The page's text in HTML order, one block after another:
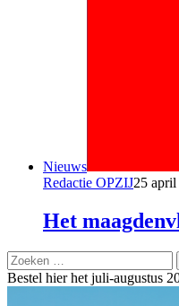
Nieuws
Redactie OPZIJ25
Het
Zoeken
naar:
Bestel hier het juli-augustus